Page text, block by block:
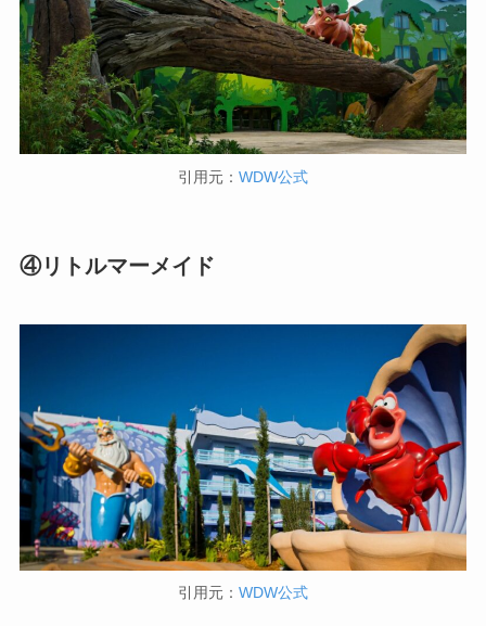
引用元： WDW公式
④リトルマーメイド
引用元： WDW公式